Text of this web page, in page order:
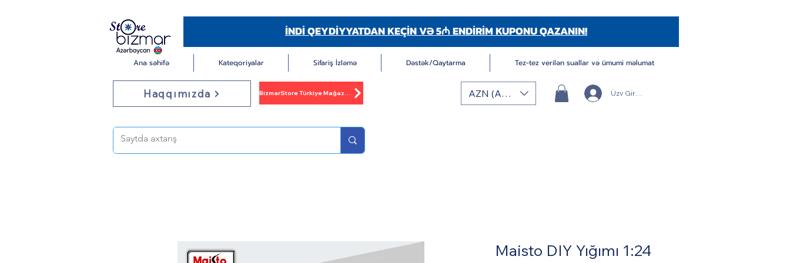
İNDİ QEYDİYYATDAN KEÇİN VƏ 5₼ ENDİRİM KUPONU QAZANIN!
Ana səhifə Kateqoriyalar Sifariş İzləmə Dəstək/Qaytarma Tez-tez verilən suallar və ümumi məlumat
Haqqımızda BizmarStore Türkiye Mağazası AZN (AZN) Üzv Girişi/Qeydiyyatı
Maisto DIY Yığımı 1:24